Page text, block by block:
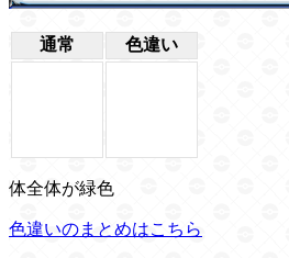
通常 色違い
体全体が緑色
色違いのまとめはこちら